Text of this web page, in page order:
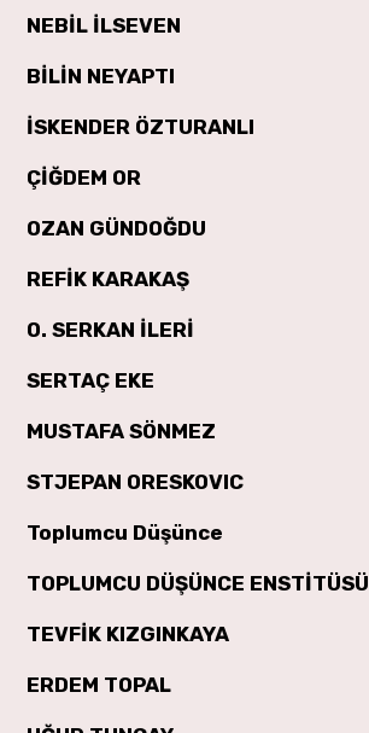
NEBİL İLSEVEN
BİLİN NEYAPTI
İSKENDER ÖZTURANLI
ÇİĞDEM OR
OZAN GÜNDOĞDU
REFİK KARAKAŞ
O. SERKAN İLERİ
SERTAÇ EKE
MUSTAFA SÖNMEZ
STJEPAN ORESKOVIC
Toplumcu Düşünce
TOPLUMCU DÜŞÜNCE ENSTİTÜSÜ
TEVFİK KIZGINKAYA
ERDEM TOPAL